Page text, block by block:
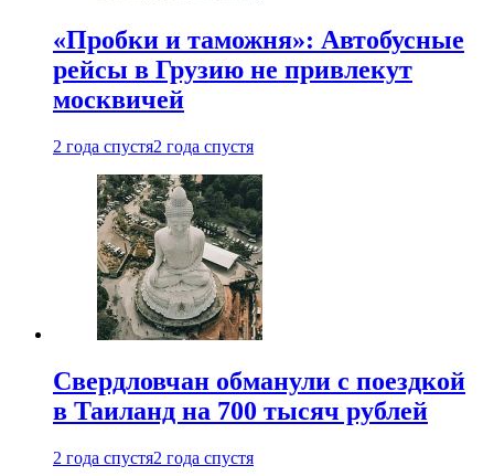
«Пробки и таможня»: Автобусные
рейсы в Грузию не привлекут
москвичей
2 года спустя2 года спустя
Свердловчан обманули с поездкой
в Таиланд на 700 тысяч рублей
2 года спустя2 года спустя